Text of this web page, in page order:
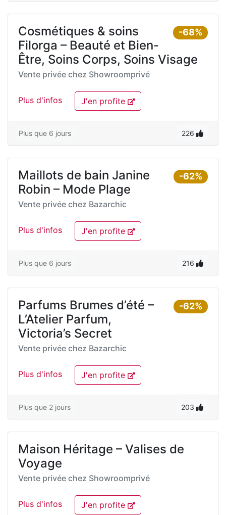
-68%
Cosmétiques & soins
Filorga – Beauté et Bien-
Être, Soins Corps, Soins Visage
Vente privée chez Showroomprivé
Plus d'infos J'en profite
Plus que 6 jours 226
-62%
Maillots de bain Janine
Robin – Mode Plage
Vente privée chez Bazarchic
Plus d'infos J'en profite
Plus que 6 jours 216
-62%
Parfums Brumes d’été –
L’Atelier Parfum,
Victoria’s Secret
Vente privée chez Bazarchic
Plus d'infos J'en profite
Plus que 2 jours 203
Maison Héritage – Valises de
Voyage
Vente privée chez Showroomprivé
Plus d'infos J'en profite